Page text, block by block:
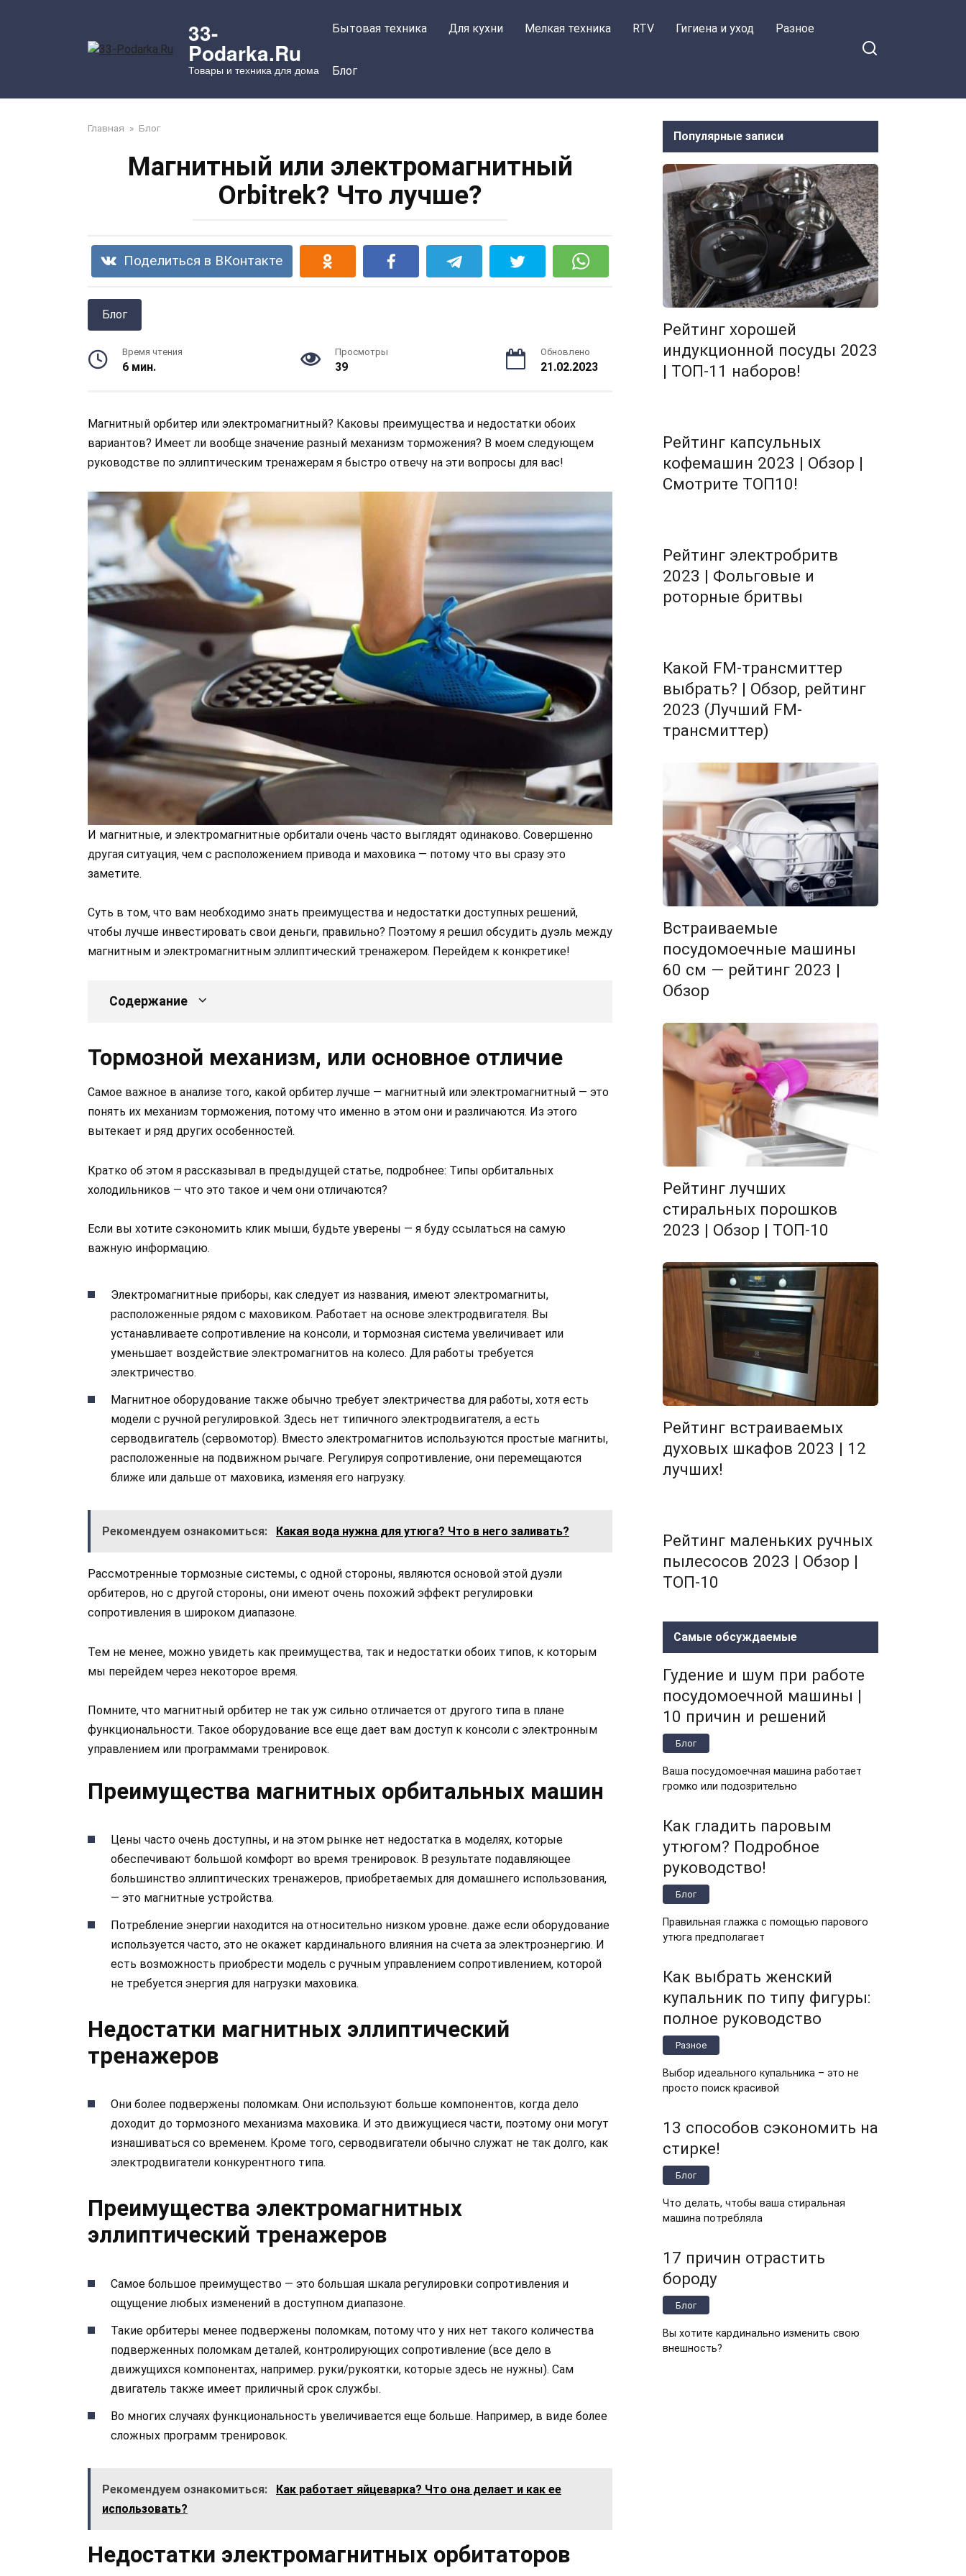
33-
Podarka.Ru
Товары и техника для дома
Бытовая техника Для кухни Мелкая техника RTV Гигиена и уход Разное
Блог
Главная » Блог
Магнитный или электромагнитный
Orbitrek? Что лучше?
Поделиться в ВКонтакте
Блог
Время чтения
6 мин.
Просмотры
39
Обновлено
21.02.2023
Магнитный орбитер или электромагнитный? Каковы преимущества и недостатки обоих
вариантов? Имеет ли вообще значение разный механизм торможения? В моем следующем
руководстве по эллиптическим тренажерам я быстро отвечу на эти вопросы для вас!
И магнитные, и электромагнитные орбитали очень часто выглядят одинаково. Совершенно
другая ситуация, чем с расположением привода и маховика — потому что вы сразу это
заметите.
Суть в том, что вам необходимо знать преимущества и недостатки доступных решений,
чтобы лучше инвестировать свои деньги, правильно? Поэтому я решил обсудить дуэль между
магнитным и электромагнитным эллиптический тренажером. Перейдем к конкретике!
Содержание
Тормозной механизм, или основное отличие
Самое важное в анализе того, какой орбитер лучше — магнитный или электромагнитный — это
понять их механизм торможения, потому что именно в этом они и различаются. Из этого
вытекает и ряд других особенностей.
Кратко об этом я рассказывал в предыдущей статье, подробнее: Типы орбитальных
холодильников — что это такое и чем они отличаются?
Если вы хотите сэкономить клик мыши, будьте уверены — я буду ссылаться на самую
важную информацию.
Электромагнитные приборы, как следует из названия, имеют электромагниты,
расположенные рядом с маховиком. Работает на основе электродвигателя. Вы
устанавливаете сопротивление на консоли, и тормозная система увеличивает или
уменьшает воздействие электромагнитов на колесо. Для работы требуется
электричество.
Магнитное оборудование также обычно требует электричества для работы, хотя есть
модели с ручной регулировкой. Здесь нет типичного электродвигателя, а есть
серводвигатель (сервомотор). Вместо электромагнитов используются простые магниты,
расположенные на подвижном рычаге. Регулируя сопротивление, они перемещаются
ближе или дальше от маховика, изменяя его нагрузку.
Рекомендуем ознакомиться: Какая вода нужна для утюга? Что в него заливать?
Рассмотренные тормозные системы, с одной стороны, являются основой этой дуэли
орбитеров, но с другой стороны, они имеют очень похожий эффект регулировки
сопротивления в широком диапазоне.
Тем не менее, можно увидеть как преимущества, так и недостатки обоих типов, к которым
мы перейдем через некоторое время.
Помните, что магнитный орбитер не так уж сильно отличается от другого типа в плане
функциональности. Такое оборудование все еще дает вам доступ к консоли с электронным
управлением или программами тренировок.
Преимущества магнитных орбитальных машин
Цены часто очень доступны, и на этом рынке нет недостатка в моделях, которые
обеспечивают большой комфорт во время тренировок. В результате подавляющее
большинство эллиптических тренажеров, приобретаемых для домашнего использования,
— это магнитные устройства.
Потребление энергии находится на относительно низком уровне. даже если оборудование
используется часто, это не окажет кардинального влияния на счета за электроэнергию. И
есть возможность приобрести модель с ручным управлением сопротивлением, которой
не требуется энергия для нагрузки маховика.
Недостатки магнитных эллиптический
тренажеров
Они более подвержены поломкам. Они используют больше компонентов, когда дело
доходит до тормозного механизма маховика. И это движущиеся части, поэтому они могут
изнашиваться со временем. Кроме того, серводвигатели обычно служат не так долго, как
электродвигатели конкурентного типа.
Преимущества электромагнитных
эллиптический тренажеров
Самое большое преимущество — это большая шкала регулировки сопротивления и
ощущение любых изменений в доступном диапазоне.
Такие орбитеры менее подвержены поломкам, потому что у них нет такого количества
подверженных поломкам деталей, контролирующих сопротивление (все дело в
движущихся компонентах, например. руки/рукоятки, которые здесь не нужны). Сам
двигатель также имеет приличный срок службы.
Во многих случаях функциональность увеличивается еще больше. Например, в виде более
сложных программ тренировок.
Рекомендуем ознакомиться:
Как работает яйцеварка? Что она делает и как ее
использовать?
Недостатки электромагнитных орбитаторов
Популярные записи
Рейтинг хорошей
индукционной посуды 2023
| ТОП-11 наборов!
Рейтинг капсульных
кофемашин 2023 | Обзор |
Смотрите ТОП10!
Рейтинг электробритв
2023 | Фольговые и
роторные бритвы
Какой FM-трансмиттер
выбрать? | Обзор, рейтинг
2023 (Лучший FM-
трансмиттер)
Встраиваемые
посудомоечные машины
60 см — рейтинг 2023 |
Обзор
Рейтинг лучших
стиральных порошков
2023 | Обзор | ТОП-10
Рейтинг встраиваемых
духовых шкафов 2023 | 12
лучших!
Рейтинг маленьких ручных
пылесосов 2023 | Обзор |
ТОП-10
Самые обсуждаемые
Гудение и шум при работе
посудомоечной машины |
10 причин и решений
Блог
Ваша посудомоечная машина работает
громко или подозрительно
Как гладить паровым
утюгом? Подробное
руководство!
Блог
Правильная глажка с помощью парового
утюга предполагает
Как выбрать женский
купальник по типу фигуры:
полное руководство
Разное
Выбор идеального купальника – это не
просто поиск красивой
13 способов сэкономить на
стирке!
Блог
Что делать, чтобы ваша стиральная
машина потребляла
17 причин отрастить
бороду
Блог
Вы хотите кардинально изменить свою
внешность?